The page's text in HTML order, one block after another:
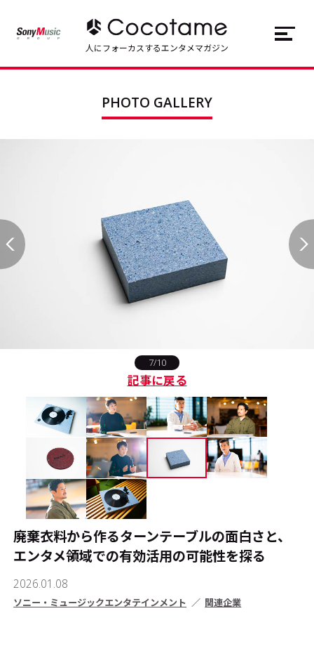
Cocotameとは About
#エンタメ業界のちょっといい話
#リクルート
運営会社 プライバシーポリシー
本サイトご利用にあたって Cookie Settings
JP EN
人にフォーカスするエンタメマガジン
PHOTO GALLERY
7/10
記事に戻る
廃棄衣料から作るターンテーブルの面白さと、
エンタメ領域での有効活用の可能性を探る
2026.01.08
ソニー・ミュージックエンタテインメント 関連企業